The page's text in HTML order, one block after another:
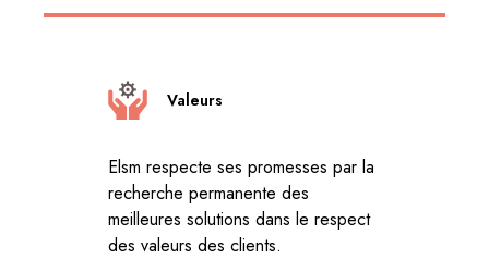
Valeurs
Elsm respecte ses promesses par la
recherche permanente des
meilleures solutions dans le respect
des valeurs des clients.